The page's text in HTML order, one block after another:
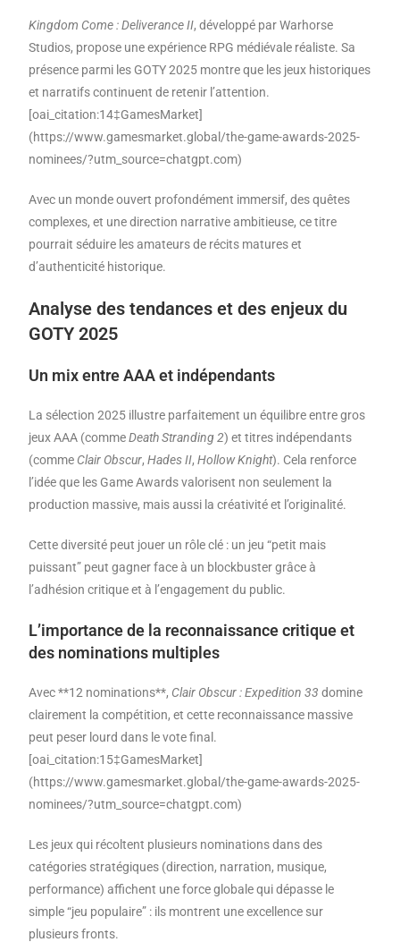
Kingdom Come : Deliverance II, développé par Warhorse
Studios, propose une expérience RPG médiévale réaliste. Sa
présence parmi les GOTY 2025 montre que les jeux historiques
et narratifs continuent de retenir l’attention.
[oai_citation:14‡GamesMarket]
(https://www.gamesmarket.global/the-game-awards-2025-
nominees/?utm_source=chatgpt.com)
Avec un monde ouvert profondément immersif, des quêtes
complexes, et une direction narrative ambitieuse, ce titre
pourrait séduire les amateurs de récits matures et
d’authenticité historique.
Analyse des tendances et des enjeux du
GOTY 2025
Un mix entre AAA et indépendants
La sélection 2025 illustre parfaitement un équilibre entre gros
jeux AAA (commeDeath Stranding 2) et titres indépendants
(comme Clair Obscur,Hades II,Hollow Knight). Cela renforce
l’idée que les Game Awards valorisent non seulement la
production massive, mais aussi la créativité et l’originalité.
Cette diversité peut jouer un rôle clé : un jeu “petit mais
puissant” peut gagner face à un blockbuster grâce à
l’adhésion critique et à l’engagement du public.
L’importance de la reconnaissance critique et
des nominations multiples
Avec **12 nominations**, Clair Obscur : Expedition 33 domine
clairement la compétition, et cette reconnaissance massive
peut peser lourd dans le vote final.
[oai_citation:15‡GamesMarket]
(https://www.gamesmarket.global/the-game-awards-2025-
nominees/?utm_source=chatgpt.com)
Les jeux qui récoltent plusieurs nominations dans des
catégories stratégiques (direction, narration, musique,
performance) affichent une force globale qui dépasse le
simple “jeu populaire” : ils montrent une excellence sur
plusieurs fronts.